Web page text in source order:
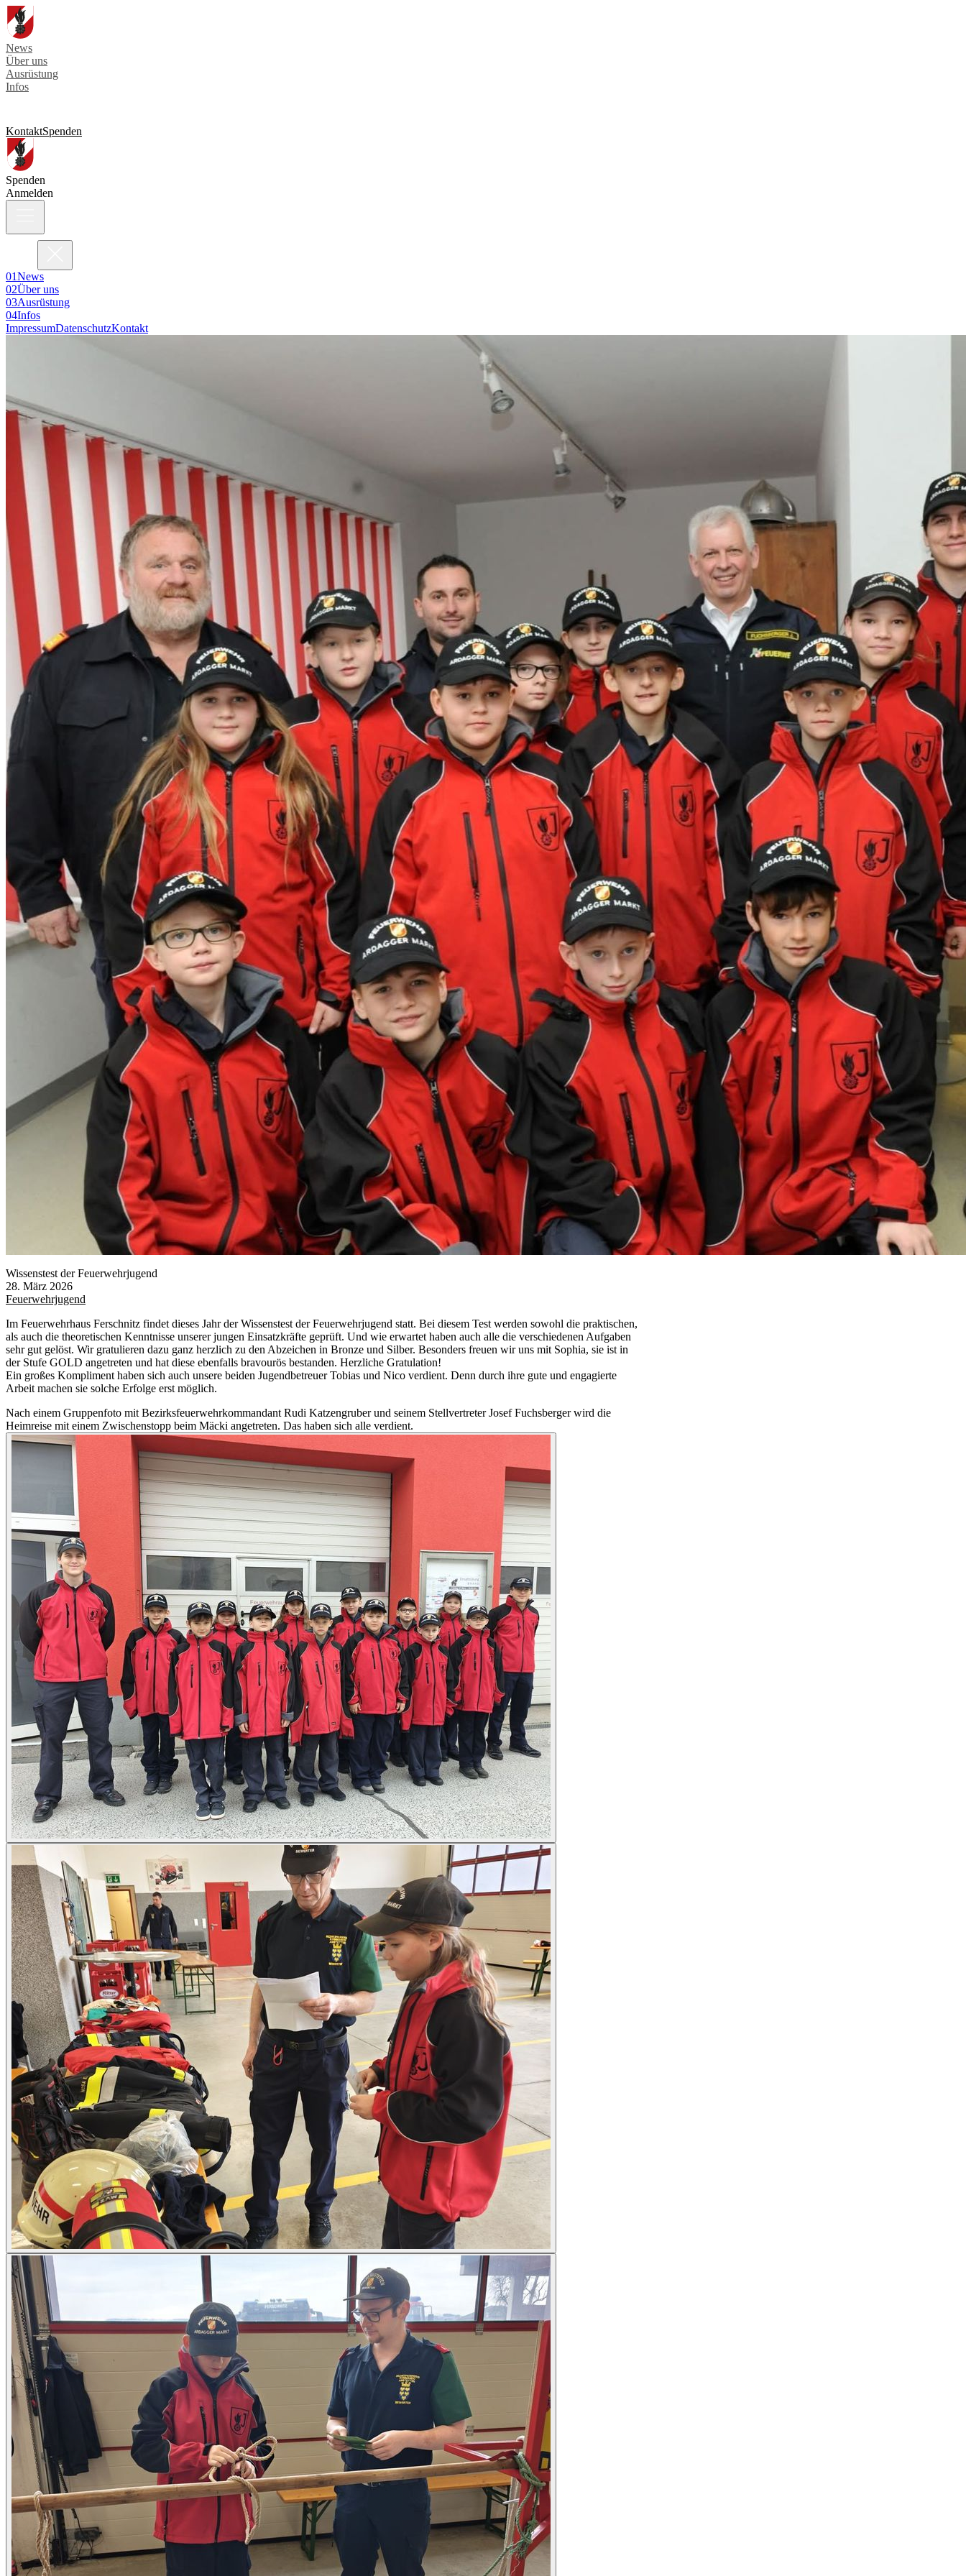
News
Über uns
Ausrüstung
Infos
KontaktSpenden
Spenden
Anmelden
01News
02Über uns
03Ausrüstung
04Infos
ImpressumDatenschutzKontakt
Wissenstest der Feuerwehrjugend
28. März 2026
Feuerwehrjugend
Im Feuerwehrhaus Ferschnitz findet dieses Jahr der Wissenstest der Feuerwehrjugend statt. Bei diesem Test werden sowohl die praktischen,
als auch die theoretischen Kenntnisse unserer jungen Einsatzkräfte geprüft. Und wie erwartet haben auch alle die verschiedenen Aufgaben
sehr gut gelöst. Wir gratulieren dazu ganz herzlich zu den Abzeichen in Bronze und Silber. Besonders freuen wir uns mit Sophia, sie ist in
der Stufe GOLD angetreten und hat diese ebenfalls bravourös bestanden. Herzliche Gratulation!
Ein großes Kompliment haben sich auch unsere beiden Jugendbetreuer Tobias und Nico verdient. Denn durch ihre gute und engagierte
Arbeit machen sie solche Erfolge erst möglich.
Nach einem Gruppenfoto mit Bezirksfeuerwehrkommandant Rudi Katzengruber und seinem Stellvertreter Josef Fuchsberger wird die
Heimreise mit einem Zwischenstopp beim Mäcki angetreten. Das haben sich alle verdient.